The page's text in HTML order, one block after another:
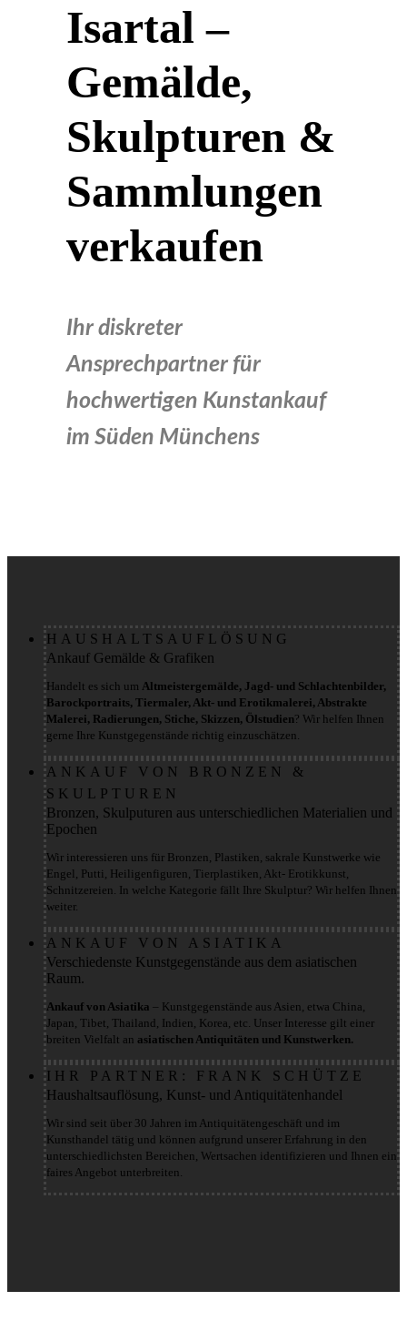
Isartal –
Gemälde,
Skulpturen &
Sammlungen
verkaufen
Ihr diskreter
Ansprechpartner für
hochwertigen Kunstankauf
im Süden Münchens
HAUSHALTSAUFLÖSUNG
Ankauf Gemälde & Grafiken
Handelt es sich um Altmeistergemälde, Jagd- und Schlachtenbilder,
Barockportraits, Tiermaler, Akt- und Erotikmalerei, Abstrakte
Malerei, Radierungen, Stiche, Skizzen, Ölstudien? Wir helfen Ihnen
gerne Ihre Kunstgegenstände richtig einzuschätzen.
ANKAUF VON BRONZEN &
SKULPTUREN
Bronzen, Skulputuren aus unterschiedlichen Materialien und
Epochen
Wir interessieren uns für Bronzen, Plastiken, sakrale Kunstwerke wie
Engel, Putti, Heiligenfiguren, Tierplastiken, Akt- Erotikkunst,
Schnitzereien. In welche Kategorie fällt Ihre Skulptur? Wir helfen Ihnen
weiter.
ANKAUF VON ASIATIKA
Verschiedenste Kunstgegenstände aus dem asiatischen
Raum.
Ankauf von Asiatika – Kunstgegenstände aus Asien, etwa China,
Japan, Tibet, Thailand, Indien, Korea, etc. Unser Interesse gilt einer
breiten Vielfalt an asiatischen Antiquitäten und Kunstwerken.
IHR PARTNER: FRANK SCHÜTZE
Haushaltsauflösung, Kunst- und Antiquitätenhandel
Wir sind seit über 30 Jahren im Antiquitätengeschäft und im
Kunsthandel tätig und können aufgrund unserer Erfahrung in den
unterschiedlichsten Bereichen, Wertsachen identifizieren und Ihnen ein
faires Angebot unterbreiten.